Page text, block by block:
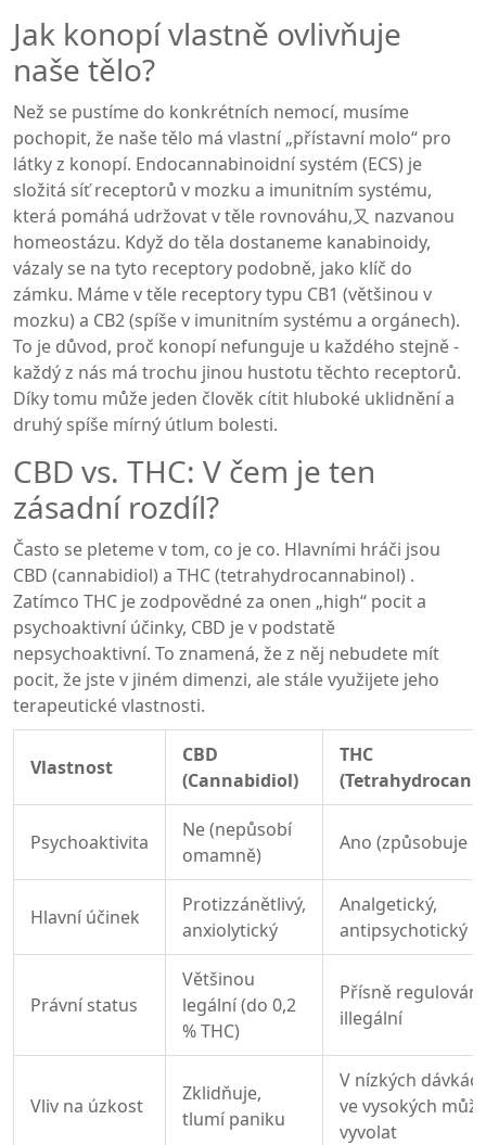
Jak konopí vlastně ovlivňuje
naše tělo?
Než se pustíme do konkrétních nemocí, musíme
pochopit, že naše tělo má vlastní „přístavní molo“ pro
látky z konopí. Endocannabinoidní systém (ECS) je
složitá síť receptorů v mozku a imunitním systému,
která pomáhá udržovat v těle rovnováhu,又 nazvanou
homeostázu. Když do těla dostaneme kanabinoidy,
vázaly se na tyto receptory podobně, jako klíč do
zámku. Máme v těle receptory typu CB1 (většinou v
mozku) a CB2 (spíše v imunitním systému a orgánech).
To je důvod, proč konopí nefunguje u každého stejně -
každý z nás má trochu jinou hustotu těchto receptorů.
Díky tomu může jeden člověk cítit hluboké uklidnění a
druhý spíše mírný útlum bolesti.
CBD vs. THC: V čem je ten
zásadní rozdíl?
Často se pleteme v tom, co je co. Hlavními hráči jsou
CBD (cannabidiol) a THC(tetrahydrocannabinol) .
Zatímco THC je zodpovědné za onen „high“ pocit a
psychoaktivní účinky, CBD je v podstatě
nepsychoaktivní. To znamená, že z něj nebudete mít
pocit, že jste v jiném dimenzi, ale stále využijete jeho
terapeutické vlastnosti.
Vlastnost
CBD
(Cannabidiol)
THC
Psychoaktivita
Ne (nepůsobí
omamně)
Ano (způsobuje
Hlavní účinek
Protizzánětlivý,
anxiolytický
Analgetický,
antipsychotický
Právní status
Většinou
legální (do 0,2
% THC)
Přísně
illegální
Vliv na úzkost
Zklidňuje,
tlumí paniku
V nízkých
ve vysokých může
vyvolat